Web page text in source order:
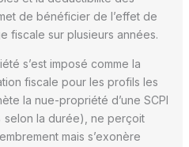
de bénéficier de l’effet de
fiscale sur plusieurs années.
s’est imposé comme la
fiscale pour les profils les
la nue-propriété d’une SCPI
la durée), ne perçoit
mais s’exonère